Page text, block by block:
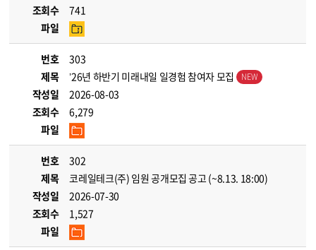
조회수
741
파일
번호
303
제목
’26년 하반기 미래내일 일경험 참여자 모집
작성일
2026-08-03
조회수
6,279
파일
번호
302
제목
코레일테크(주) 임원 공개모집 공고 (~8.13. 18:00)
작성일
2026-07-30
조회수
1,527
파일